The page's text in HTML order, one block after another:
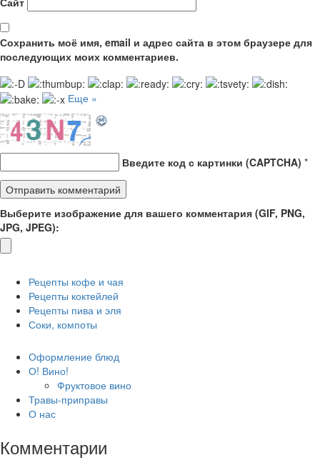
Сохранить моё имя, email и адрес сайта в этом браузере для
последующих моих комментариев.
Еще »
Введите код с картинки (CAPTCHA) *
Выберите изображение для вашего комментария (GIF, PNG,
JPG, JPEG):
Рецепты кофе и чая
Рецепты коктейлей
Рецепты пива и эля
Соки, компоты
Оформление блюд
О! Вино!
Фруктовое вино
Травы-приправы
О нас
Комментарии